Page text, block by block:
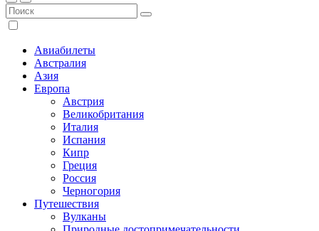
Авиабилеты
Австралия
Азия
Европа
Австрия
Великобритания
Италия
Испания
Кипр
Греция
Россия
Черногория
Путешествия
Вулканы